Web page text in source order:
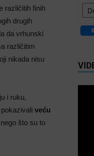
različitih finih
drugih
da vrhunski
različitim
nikada nisu
i ruku,
veću
što su to